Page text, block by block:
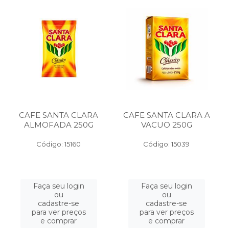
CAFE SANTA CLARA
ALMOFADA 250G
Código: 15160
Faça seu login
ou
cadastre-se
para ver preços
e comprar
CAFE SANTA CLARA A
VACUO 250G
Código: 15039
Faça seu login
ou
cadastre-se
para ver preços
e comprar